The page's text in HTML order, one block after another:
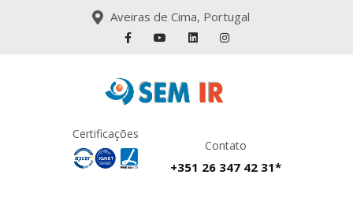
Aveiras de Cima, Portugal
Certificações
Contato
+351 26 347 42 31*